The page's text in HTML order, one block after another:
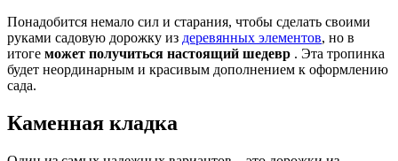
Понадобится немало сил и старания, чтобы сделать своими
руками садовую дорожку из деревянных элементов, но в
итоге может получиться настоящий шедевр . Эта тропинка
будет неординарным и красивым дополнением к оформлению
сада.
Каменная кладка